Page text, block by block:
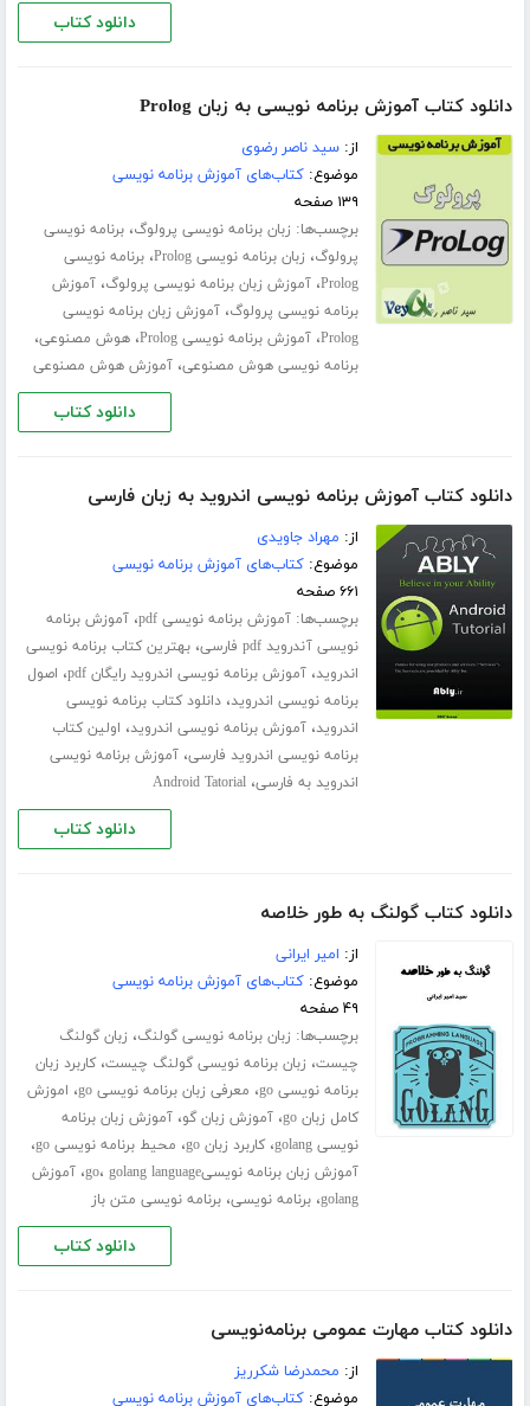
دانلود کتاب
دانلود کتاب آموزش برنامه نویسی به زبان Prolog
از:سید ناصر رضوی
موضوع:کتاب‌های آموزش برنامه نویسی
۱۳۹ صفحه
برچسب‌ها: زبان برنامه نویسی پرولوگ،برنامه نویسی
پرولوگ، زبان برنامه نویسی Prolog ،برنامه نویسی
Prolog،آموزش زبان برنامه نویسی پرولوگ،آموزش
برنامه نویسی پرولوگ،آموزش زبان برنامه نویسی
Prolog،آموزش برنامه نویسی Prolog ،هوش مصنوعی،
برنامه نویسی هوش مصنوعی،آموزش هوش مصنوعی
دانلود کتاب
دانلود کتاب آموزش برنامه نویسی اندروید به زبان فارسی
از: مهراد جاویدی
موضوع:کتاب‌های آموزش برنامه نویسی
۶۶۱ صفحه
برچسب‌ها:آموزش برنامه نویسی pdf ،آموزش برنامه
نویسی آندروید pdf فارسی
،بهترین کتاب برنامه نویسی
اندروید،آموزش برنامه نویسی اندروید رایگان pdf ، اصول
برنامه نویسی اندروید،دانلود کتاب برنامه نویسی
اندروید،آموزش برنامه نویسی اندروید، اولین کتاب
برنامه نویسی اندروید فارسی،آموزش برنامه نویسی
اندروید به فارسی،Android Tatorial
دانلود کتاب
دانلود کتاب گولنگ به طور خلاصه
از: امیر ایرانی
موضوع:کتاب‌های آموزش برنامه نویسی
۴۹ صفحه
برچسب‌ها: زبان برنامه نویسی گولنگ، زبان گولنگ
چیست، زبان برنامه نویسی گولنگ چیست،کاربرد زبان
برنامه نویسی go
، معرفی زبان برنامه نویسی go ، اموزش
کامل زبان go
،آموزش زبان گو،آموزش زبان برنامه
نویسی golang
،کاربرد زبان go ، محیط برنامه نویسی go ،
آموزش زبان برنامه نویسیgo ، golang language ،آموزش
golang،برنامه نویسی،برنامه نویسی متن باز
دانلود کتاب
دانلود کتاب مهارت عمومی برنامه‌نویسی
از: محمدرضا شکرریز
موضوع:کتاب‌های آموزش برنامه نویسی